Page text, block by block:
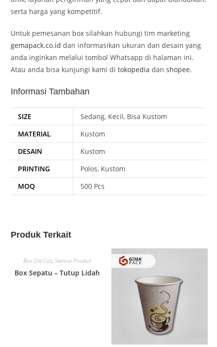
serta harga yang kompetitif.
Untuk pemesanan box silahkan hubungi tim marketing
gemapack.co.id dan informasikan ukuran dan desain yang
anda inginkan melalui tombol Whatsapp di halaman ini.
Atau anda bisa kunjungi kami ditokopedia danshopee.
Informasi Tambahan
SIZE
Sedang, Kecil, Bisa Kustom
MATERIAL
Kustom
DESAIN
Kustom
PRINTING
Polos, Kustom
MOQ
500 Pcs
Produk Terkait
Box Die Cut, Semua Produk
Box Sepatu – Tutup Lidah